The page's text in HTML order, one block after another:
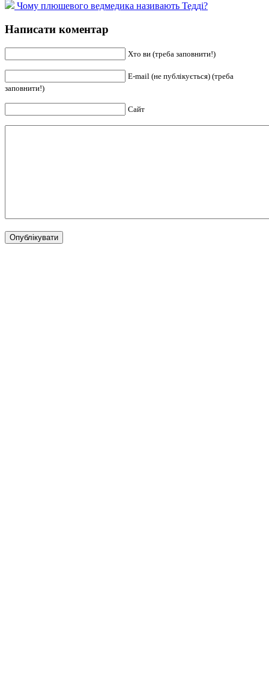
Чому плюшевого ведмедика називають Тедді?
Написати коментар
Хто ви (треба заповнити!)
E-mail (не публікується) (треба
заповнити!)
Сайт